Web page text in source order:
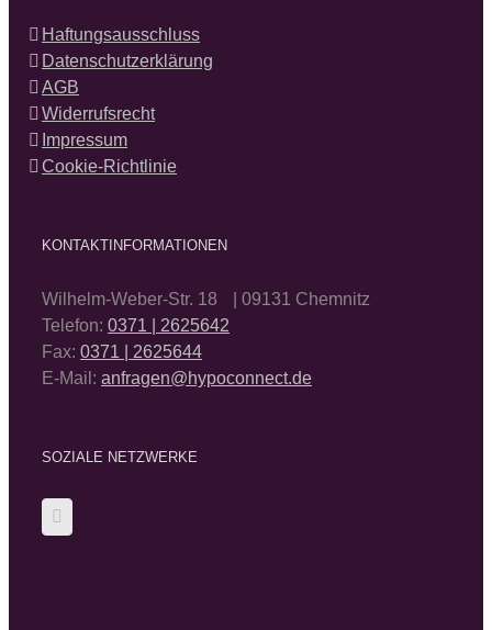
Haftungsausschluss
Datenschutzerklärung
AGB
Widerrufsrecht
Impressum
Cookie-Richtlinie
KONTAKTINFORMATIONEN
Wilhelm-Weber-Str. 18 | 09131 Chemnitz
Telefon: 0371 | 2625642
Fax: 0371 | 2625644
E-Mail: anfragen@hypoconnect.de
SOZIALE NETZWERKE